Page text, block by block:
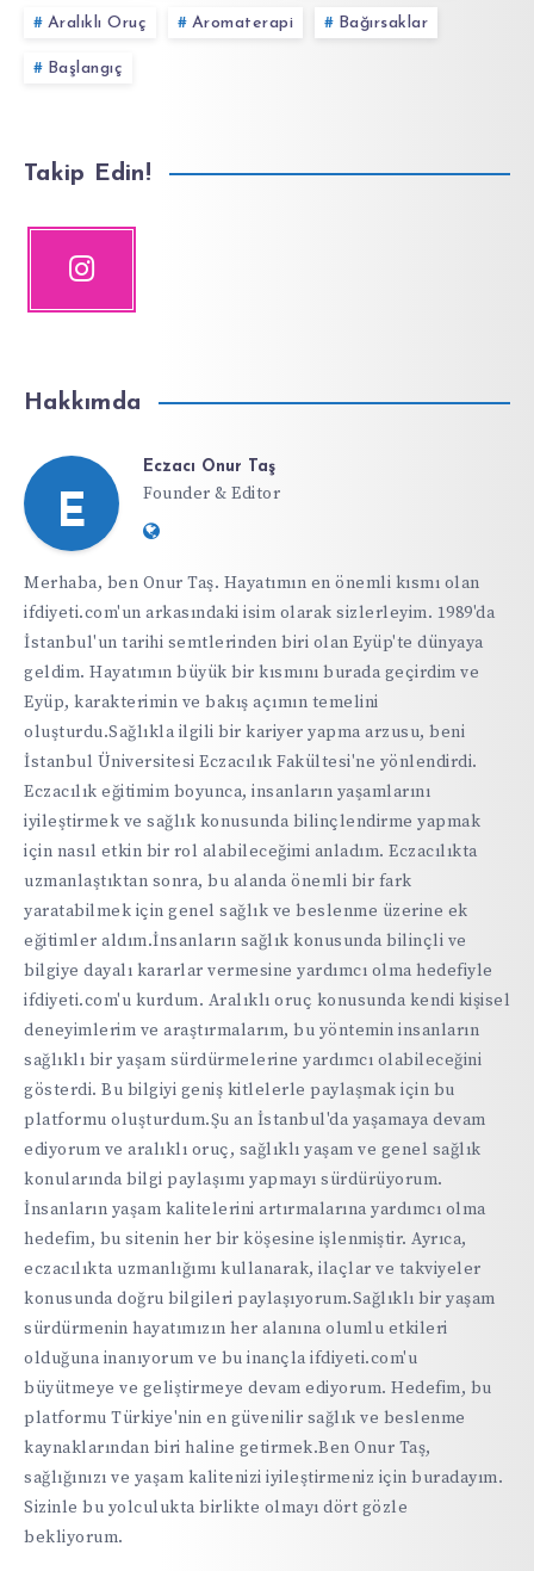
Aralıklı Oruç Aromaterapi Bağırsaklar
Başlangıç
Takip Edin!
Hakkımda
E
Eczacı Onur Taş
Founder & Editor
Website:
Merhaba, ben Onur Taş. Hayatımın en önemli kısmı olan
ifdiyeti.com'un arkasındaki isim olarak sizlerleyim. 1989'da
İstanbul'un tarihi semtlerinden biri olan Eyüp'te dünyaya
geldim. Hayatımın büyük bir kısmını burada geçirdim ve
Eyüp, karakterimin ve bakış açımın temelini
oluşturdu.Sağlıkla ilgili bir kariyer yapma arzusu, beni
İstanbul Üniversitesi Eczacılık Fakültesi'ne yönlendirdi.
Eczacılık eğitimim boyunca, insanların yaşamlarını
iyileştirmek ve sağlık konusunda bilinçlendirme yapmak
için nasıl etkin bir rol alabileceğimi anladım. Eczacılıkta
uzmanlaştıktan sonra, bu alanda önemli bir fark
yaratabilmek için genel sağlık ve beslenme üzerine ek
eğitimler aldım.İnsanların sağlık konusunda bilinçli ve
bilgiye dayalı kararlar vermesine yardımcı olma hedefiyle
ifdiyeti.com'u kurdum. Aralıklı oruç konusunda kendi kişisel
deneyimlerim ve araştırmalarım, bu yöntemin insanların
sağlıklı bir yaşam sürdürmelerine yardımcı olabileceğini
gösterdi. Bu bilgiyi geniş kitlelerle paylaşmak için bu
platformu oluşturdum.Şu an İstanbul'da yaşamaya devam
ediyorum ve aralıklı oruç, sağlıklı yaşam ve genel sağlık
konularında bilgi paylaşımı yapmayı sürdürüyorum.
İnsanların yaşam kalitelerini artırmalarına yardımcı olma
hedefim, bu sitenin her bir köşesine işlenmiştir. Ayrıca,
eczacılıkta uzmanlığımı kullanarak, ilaçlar ve takviyeler
konusunda doğru bilgileri paylaşıyorum.Sağlıklı bir yaşam
sürdürmenin hayatımızın her alanına olumlu etkileri
olduğuna inanıyorum ve bu inançla ifdiyeti.com'u
büyütmeye ve geliştirmeye devam ediyorum. Hedefim, bu
platformu Türkiye'nin en güvenilir sağlık ve beslenme
kaynaklarından biri haline getirmek.Ben Onur Taş,
sağlığınızı ve yaşam kalitenizi iyileştirmeniz için buradayım.
Sizinle bu yolculukta birlikte olmayı dört gözle
bekliyorum.